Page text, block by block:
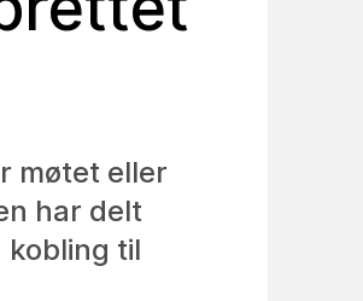
møtet eller
har delt
kobling til